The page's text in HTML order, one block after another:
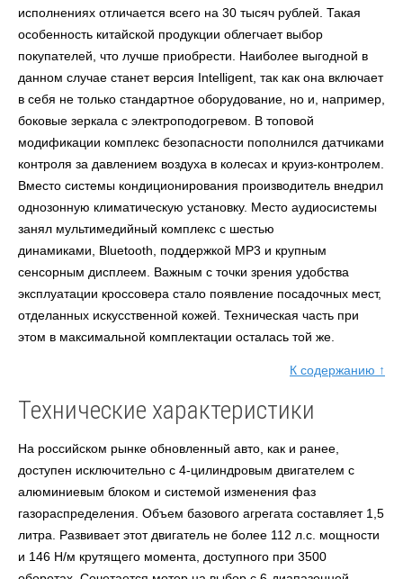
исполнениях отличается всего на 30 тысяч рублей. Такая
особенность китайской продукции облегчает выбор
покупателей, что лучше приобрести. Наиболее выгодной в
данном случае станет версия Intelligent, так как она включает
в себя не только стандартное оборудование, но и, например,
боковые зеркала с электроподогревом. В топовой
модификации комплекс безопасности пополнился датчиками
контроля за давлением воздуха в колесах и круиз-контролем.
Вместо системы кондиционирования производитель внедрил
однозонную климатическую установку. Место аудиосистемы
занял мультимедийный комплекс с шестью
динамиками, Bluetooth, поддержкой МР3 и крупным
сенсорным дисплеем. Важным с точки зрения удобства
эксплуатации кроссовера стало появление посадочных мест,
отделанных искусственной кожей. Техническая часть при
этом в максимальной комплектации осталась той же.
К содержанию ↑
Технические характеристики
На российском рынке обновленный авто, как и ранее,
доступен исключительно с 4-цилиндровым двигателем с
алюминиевым блоком и системой изменения фаз
газораспределения. Объем базового агрегата составляет 1,5
литра. Развивает этот двигатель не более 112 л.с. мощности
и 146 Н/м крутящего момента, доступного при 3500